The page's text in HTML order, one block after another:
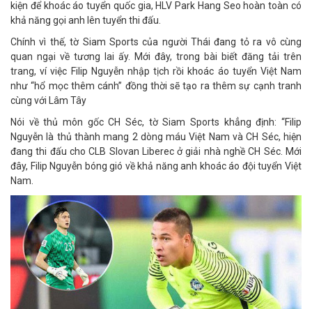
kiện để khoác áo tuyển quốc gia, HLV Park Hang Seo hoàn toàn có
khả năng gọi anh lên tuyển thi đấu.
Chính vì thế, tờ Siam Sports của người Thái đang tỏ ra vô cùng
quan ngại về tương lai ấy. Mới đây, trong bài biết đăng tải trên
trang, ví việc Filip Nguyễn nhập tịch rồi khoác áo tuyển Việt Nam
như “hổ mọc thêm cánh” đồng thời sẽ tạo ra thêm sự cạnh tranh
cùng với Lâm Tây
Nói về thủ môn gốc CH Séc, tờ Siam Sports khẳng định: “Filip
Nguyễn là thủ thành mang 2 dòng máu Việt Nam và CH Séc, hiện
đang thi đấu cho CLB Slovan Liberec ở giải nhà nghề CH Séc. Mới
đây, Filip Nguyễn bóng gió về khả năng anh khoác áo đội tuyển Việt
Nam.